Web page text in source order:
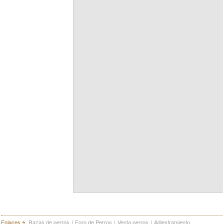
Enlaces Razas de perros | Foro de Perros | Venta perros | Adiestramiento